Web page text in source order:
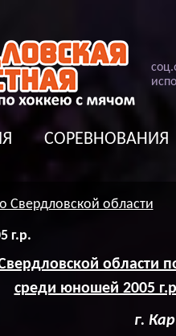
соц.
СОРЕВНОВАНИЯ
Свердловской области
г.р.
области
среди юношей 2005
12-16